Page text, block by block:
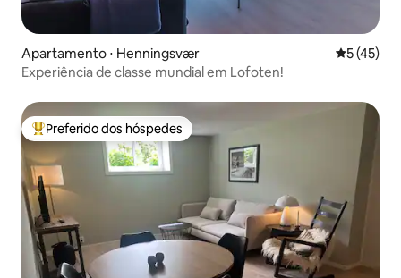
Apartamento ⋅ Henningsvær 5 de uma
5 (45)
Experiência de classe mundial em Lofoten!
Entre os melhores preferidos dos hóspedes
Preferido dos hóspedes